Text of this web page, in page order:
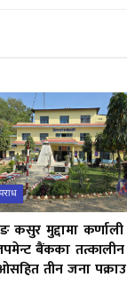
कसुर मुद्दामा कर्णाली
बैंकका तत्कालीन
तीन जना पक्राउ